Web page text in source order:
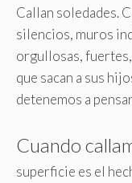
Callan soledades.
silencios, muros
orgullosas,
que sacan a sus
detenemos a
Cuando
superficie es el